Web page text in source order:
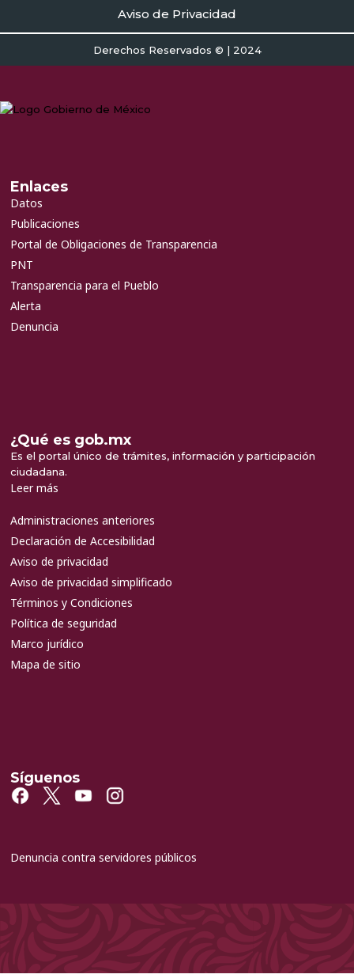
Aviso de Privacidad
Derechos Reservados © | 2024
Enlaces
Datos
Publicaciones
Portal de Obligaciones de Transparencia
PNT
Transparencia para el Pueblo
Alerta
Denuncia
¿Qué es gob.mx
Es el portal único de trámites, información y participación
ciudadana.
Leer más
Administraciones anteriores
Declaración de Accesibilidad
Aviso de privacidad
Aviso de privacidad simplificado
Términos y Condiciones
Política de seguridad
Marco jurídico
Mapa de sitio
Síguenos
Denuncia contra servidores públicos